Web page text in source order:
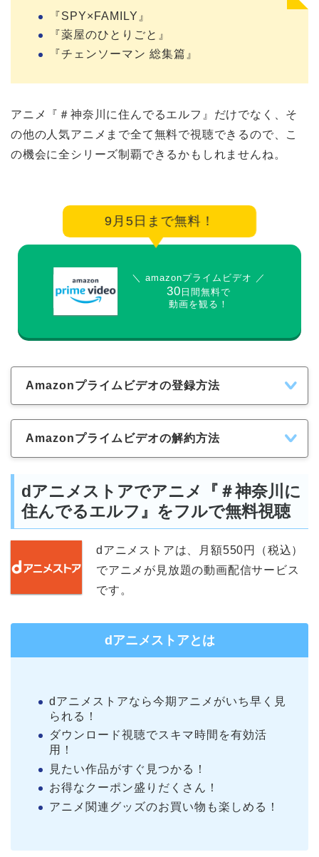
『SPY×FAMILY』
『薬屋のひとりごと』
『チェンソーマン 総集篇』
アニメ『＃神奈川に住んでるエルフ』だけでなく、そ
の他の人気アニメまで全て無料で視聴できるので、こ
の機会に全シリーズ制覇できるかもしれませんね。
9月5日まで無料！
＼ amazonプライムビデオ ／
30 日間無料で
動画を観る！
Amazonプライムビデオの登録方法
Amazonプライムビデオの解約方法
dアニメストアでアニメ『＃神奈川に
住んでるエルフ』をフルで無料視聴
dアニメストアは、月額550円（税込）
でアニメが見放題の動画配信サービス
です。
dアニメストアとは
dアニメストアなら今期アニメがいち早く見
られる！
ダウンロード視聴でスキマ時間を有効活
用！
見たい作品がすぐ見つかる！
お得なクーポン盛りだくさん！
アニメ関連グッズのお買い物も楽しめる！